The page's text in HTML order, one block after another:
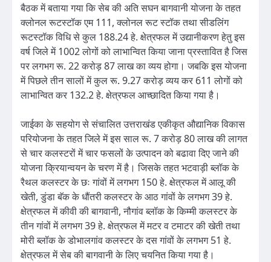
बैठक में बताया गया कि सेब की अति सघन बागवानी योजना के तहत
क्लोनल रूटस्टॉक एम 111, क्लोनल रूट स्टॉक तथा सीडलिंग
रूटस्टॉक विधि से कुल 188.24 हे. क्षेत्रफल में उद्यानीकरण हेतु इस
वर्ष जिले में 1002 लोगों को लाभान्वित किया जाना प्रस्तावित है जिस
पर लगभग रू. 22 करोड़ 87 लाख का व्यय होगा। जबकि इस योजना
में पिछले तीन सालों में कुल रू. 9.27 करोड़ व्यय कर 611 लोगों को
लाभान्वित कर 132.2 हे. क्षेत्रफल आच्छादित किया गया है।
जाईका के सहयोग से संचालित उत्तराखंड एकीकृत औद्यानिक विकास
परियोजना के तहत जिले में इस साल रू. 7 करोड़ 80 लाख की लागत
से चार कलस्टरों में चार फसलों के उत्पादन को बढावा दिए जाने की
योजना क्रियान्वयन के चरण में है। जिसके तहत भटवाड़ी ब्लॉक के
रैथल कलस्टर के छः गांवों में लगभग 150 हे. क्षेत्रफल में आलू की
खेती, डुंडा बॅक के धौंतरी कलस्टर के आठ गांवों के लगभग 39 हे.
क्षेत्रफल में कीवी की बागवानी, नौगांव ब्लॉक के किम्मी कलस्टर के
तीन गांवों में लगभग 39 हे. क्षेत्रफल में मटर व टमाटर की खेती तथा
मोरी ब्लॉक के डोभालगांव कलस्टर के दस गांवों के लगभग 51 हे.
क्षेत्रफल में सेब की बागवानी के लिए चयनित किया गया है।